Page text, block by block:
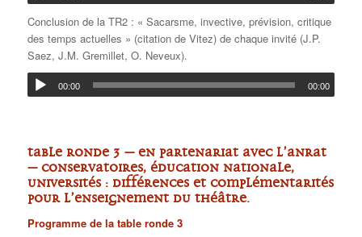
Conclusion de la TR2 : « Sacarsme, invective, prévision, critique
des temps actuelles » (citation de Vitez) de chaque invité (J.P.
Saez, J.M. Gremillet, O. Neveux).
00:00 00:00
TABLE RONDE 3 –en partenariat avec l’ANRAT
– Conservatoires, Éducation Nationale,
Universités : différences et complémentarités
pour l’enseignement du théâtre.
Programme de la table ronde 3